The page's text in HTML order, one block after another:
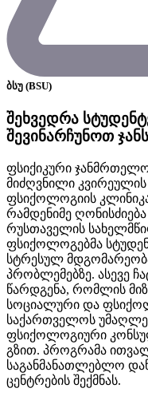
ბსუ (BSU)
შეხვედრა
შევინარჩუნოთ
ფსიქიკური
მიძღვნილი
ფსიქოლოგიის
რამდენიმე
რუსთაველის
ფსიქოლოგებმა
სტრესულ
პრობლემებზე. ასევე
წარდგენა, რომლის
სოციალური და
საქართველოს
ფსიქოლოგიური
გზით. პროგრამა
საგანმანათლებლო
ცენტრების შექმნას.